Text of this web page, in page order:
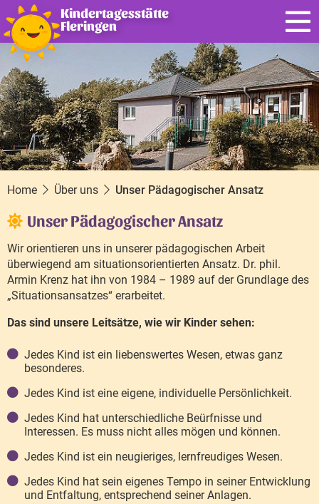
Kindertagesstätte
Fleringen
Home Über uns Unser Pädagogischer Ansatz
Unser Pädagogischer Ansatz
Wir orientieren uns in unserer pädagogischen Arbeit
überwiegend am situationsorientierten Ansatz. Dr. phil.
Armin Krenz hat ihn von 1984 – 1989 auf der Grundlage des
„Situationsansatzes“ erarbeitet.
Das sind unsere Leitsätze, wie wir Kinder sehen:
Jedes Kind ist ein liebenswertes Wesen, etwas ganz
besonderes.
Jedes Kind ist eine eigene, individuelle Persönlichkeit.
Jedes Kind hat unterschiedliche Beürfnisse und
Interessen. Es muss nicht alles mögen und können.
Jedes Kind ist ein neugieriges, lernfreudiges Wesen.
Jedes Kind hat sein eigenes Tempo in seiner Entwicklung
und Entfaltung, entsprechend seiner Anlagen.